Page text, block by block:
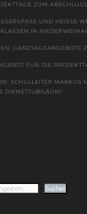
ZUM
UND HEISSE
IN NIEDERWEIMAR!
GANZTAGSANGEBOTE
FÜR DIE
SCHULLEITER MARKUS
DIENSTJUBILÄUM!
Suchen